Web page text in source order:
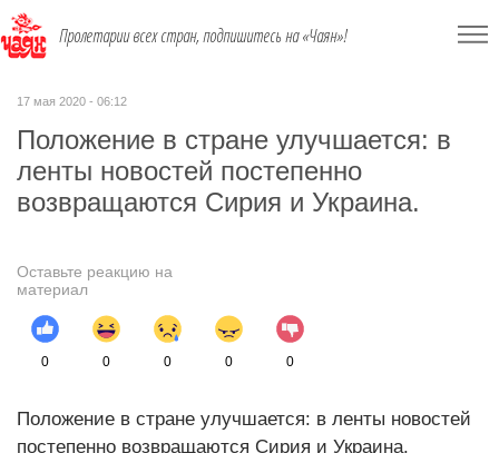
Пролетарии всех стран, подпишитесь на «Чаян»!
17 мая 2020 - 06:12
Положение в стране улучшается: в
ленты новостей постепенно
возвращаются Сирия и Украина.
Оставьте реакцию на
материал
0 0 0 0 0
Положение в стране улучшается: в ленты новостей
постепенно возвращаются Сирия и Украина.